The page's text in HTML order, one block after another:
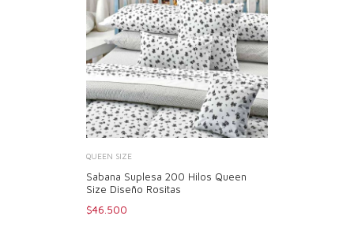
QUEEN SIZE
Sabana Suplesa 200 Hilos Queen
Size Diseño Rositas
$46.500